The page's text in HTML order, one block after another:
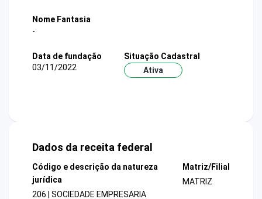
Nome Fantasia
-
Data de fundação
03/11/2022
Situação Cadastral
Ativa
Dados da receita federal
Código e descrição da natureza
jurídica
206 | SOCIEDADE EMPRESARIA
Matriz/Filial
MATRIZ